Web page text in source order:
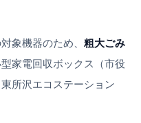
象機器のため、 粗大ごみ
型家電回収ボックス（市役
所沢エコステーション